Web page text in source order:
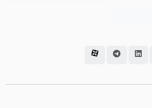
در فیسبوک
جاما در توئیتر
سامانه جاما در لینکداین
سامانه جاما در تلگرام
سامانه جاما در آپارات